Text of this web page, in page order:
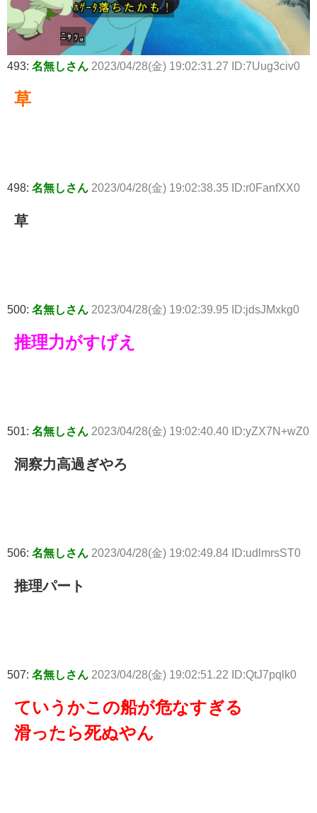
493: 名無しさん 2023/04/28(金) 19:02:31.27 ID:7Uug3civ0
草
498: 名無しさん 2023/04/28(金) 19:02:38.35 ID:r0FanfXX0
草
500: 名無しさん 2023/04/28(金) 19:02:39.95 ID:jdsJMxkg0
推理力がすげえ
501: 名無しさん 2023/04/28(金) 19:02:40.40 ID:yZX7N+wZ0
洞察力高過ぎやろ
506: 名無しさん 2023/04/28(金) 19:02:49.84 ID:udlmrsST0
推理パート
507: 名無しさん 2023/04/28(金) 19:02:51.22 ID:QtJ7pqlk0
ていうかこの船が危なすぎる
滑ったら死ぬやん